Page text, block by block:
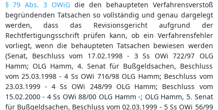
§ 79 Abs. 3 OWiG die den behaupteten Verfahrensverstoß
begründenden Tatsachen so vollständig und genau dargelegt
werden, dass das Revisionsgericht aufgrund der
Rechtfertigungsschrift prüfen kann, ob ein Verfahrensfehler
vorliegt, wenn die behaupteten Tatsachen bewiesen werden
(Senat, Beschluss vom 17.02.1998 - 3 Ss OWi 722/97 OLG
Hamm; OLG Hamm, 4. Senat für Bußgeldsachen, Beschluss
vom 25.03.1998 - 4 Ss OWi 716/98 OLG Hamm; Beschluss vom
23.03.1999 - 4 Ss OWi 248/99 OLG Hamm; Beschluss vom
15.02.2000 - 4 Ss OWi 88/00 OLG Hamm -; OLG Hamm, 5. Senat
für Bußgeldsachen, Beschluss vom 02.03.1999 - 5 Ss OWi 56/99